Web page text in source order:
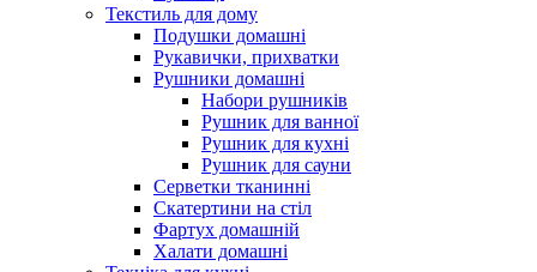
Текстиль для дому
Подушки домашні
Рукавички, прихватки
Рушники домашні
Набори рушників
Рушник для ванної
Рушник для кухні
Рушник для сауни
Серветки тканинні
Скатертини на стіл
Фартух домашній
Халати домашні